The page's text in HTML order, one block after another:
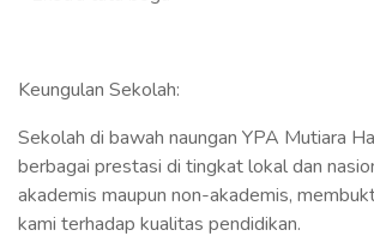
Keungulan Sekolah:
Sekolah di bawah naungan YPA Mutiara
berbagai prestasi di tingkat lokal dan
akademis maupun non-akademis,
kami terhadap kualitas pendidikan.